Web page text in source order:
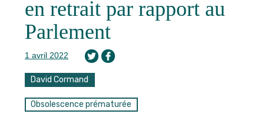
en retrait par rapport au
Parlement
1 avril 2022
David Cormand
Obsolescence prématurée